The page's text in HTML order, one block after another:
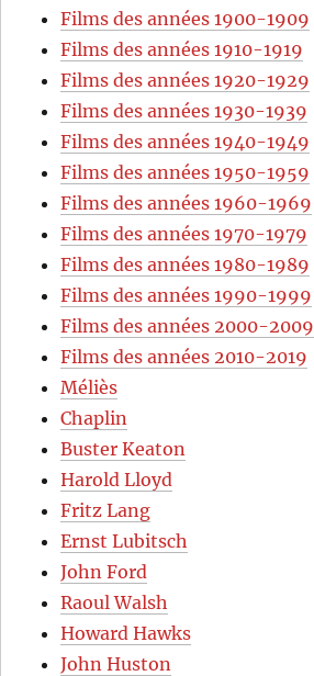
Films des années 1900-1909
Films des années 1910-1919
Films des années 1920-1929
Films des années 1930-1939
Films des années 1940-1949
Films des années 1950-1959
Films des années 1960-1969
Films des années 1970-1979
Films des années 1980-1989
Films des années 1990-1999
Films des années 2000-2009
Films des années 2010-2019
Méliès
Chaplin
Buster Keaton
Harold Lloyd
Fritz Lang
Ernst Lubitsch
John Ford
Raoul Walsh
Howard Hawks
John Huston